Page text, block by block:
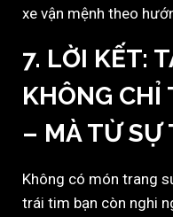
xe vận mệnh theo
7. LỜI KẾT:
KHÔNG CHỈ
– MÀ TỪ SỰ
Không có món trang
trái tim bạn còn nghi